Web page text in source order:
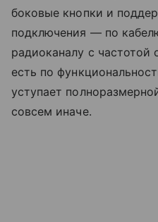
боковые кнопки и
подключения — по
радиоканалу с частотой
есть по
уступает
совсем иначе.